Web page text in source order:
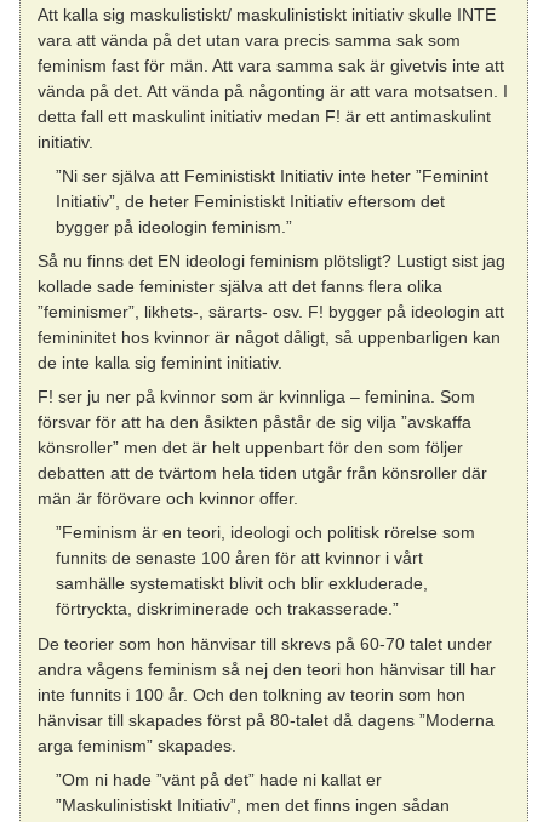
Att kalla sig maskulistiskt/ maskulinistiskt initiativ skulle INTE
vara att vända på det utan vara precis samma sak som
feminism fast för män. Att vara samma sak är givetvis inte att
vända på det. Att vända på någonting är att vara motsatsen. I
detta fall ett maskulint initiativ medan F! är ett antimaskulint
initiativ.
”Ni ser själva att Feministiskt Initiativ inte heter ”Feminint
Initiativ”, de heter Feministiskt Initiativ eftersom det
bygger på ideologin feminism.”
Så nu finns det EN ideologi feminism plötsligt? Lustigt sist jag
kollade sade feminister själva att det fanns flera olika
”feminismer”, likhets-, särarts- osv. F! bygger på ideologin att
femininitet hos kvinnor är något dåligt, så uppenbarligen kan
de inte kalla sig feminint initiativ.
F! ser ju ner på kvinnor som är kvinnliga – feminina. Som
försvar för att ha den åsikten påstår de sig vilja ”avskaffa
könsroller” men det är helt uppenbart för den som följer
debatten att de tvärtom hela tiden utgår från könsroller där
män är förövare och kvinnor offer.
”Feminism är en teori, ideologi och politisk rörelse som
funnits de senaste 100 åren för att kvinnor i vårt
samhälle systematiskt blivit och blir exkluderade,
förtryckta, diskriminerade och trakasserade.”
De teorier som hon hänvisar till skrevs på 60-70 talet under
andra vågens feminism så nej den teori hon hänvisar till har
inte funnits i 100 år. Och den tolkning av teorin som hon
hänvisar till skapades först på 80-talet då dagens ”Moderna
arga feminism” skapades.
”Om ni hade ”vänt på det” hade ni kallat er
”Maskulinistiskt Initiativ”, men det finns ingen sådan